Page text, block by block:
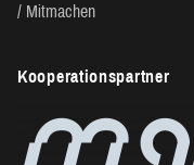
Mitmachen
Kooperationspartner